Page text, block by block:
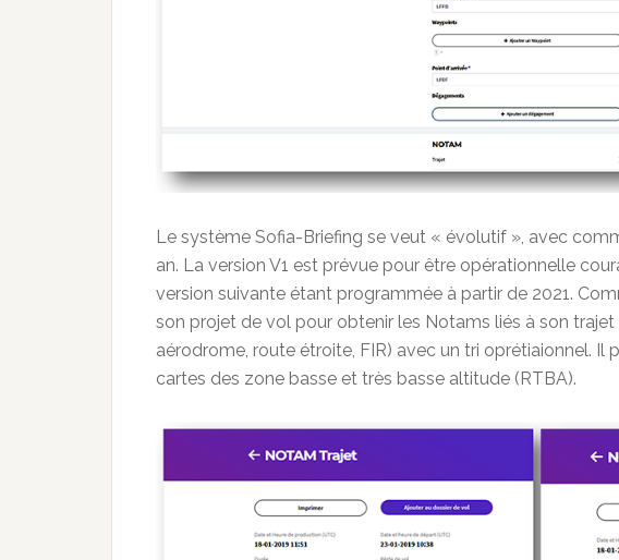
Le système Sofia-Briefing se veut « évolutif », avec
an. La version V1 est prévue pour être opérationnelle
version suivante étant programmée à partir de 2021.
son projet de vol pour obtenir les Notams liés à son
aérodrome, route étroite, FIR) avec un tri oprétiaionnel. Il
cartes des zone basse et très basse altitude (RTBA).